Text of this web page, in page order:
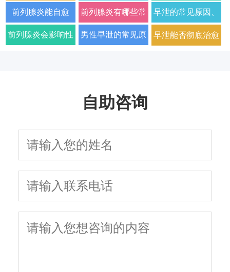
门诊哪家好正规男
科医院排名
哪家男科医院好
2026年口碑推荐
疗？2026年男科专
家详解病因与科学
前列腺炎能自愈
吗？2026年科学治
前列腺炎有哪些常
见症状以及如何科
早泄的常见原因、
症状及改善方法全
前列腺炎会影响性 男性早泄的常见原 早泄能否彻底治愈
自助咨询